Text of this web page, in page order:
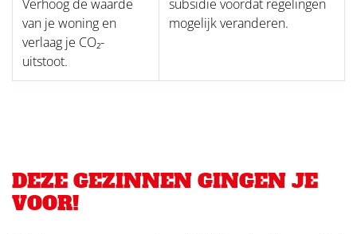
Verhoog de waarde
van je woning en
verlaag je CO₂-
uitstoot.
subsidie voordat regelingen
mogelijk veranderen.
DEZE GEZINNEN GINGEN JE
VOOR!